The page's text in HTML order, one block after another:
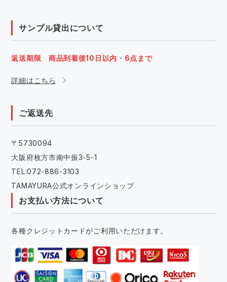
サンプル貸出について
返送期限 商品到着後10日以内・6点まで
詳細はこちら
ご返送先
〒5730094
大阪府枚方市南中振3-5-1
TEL:072-886-3103
TAMAYURA公式オンラインショップ
お支払い方法について
各種クレジットカードがご利用いただけます。